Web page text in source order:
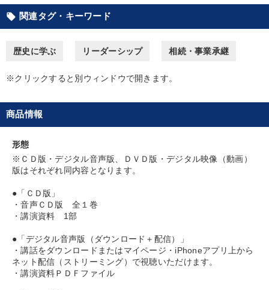
大竹愼一書籍
目的別
後継者に聞かせたい 組織を強化したい
キーワード
会長 通信販売
※「更新」を押すと「カテゴリー」「目的別」「キーワード」を更新いただけます。
local_offer 関連タグ・キーワード
歴史に学ぶ リーダーシップ 相続・事業承継
※クリックすると別ウィンドウで開きます。
商品情報
形態
※ＣＤ版・デジタル音声版、ＤＶＤ版・デジタル映像（動画）
版はそれぞれ同内容となります。
●「ＣＤ版」
・音声ＣＤ版 全１巻
・講演資料 1部
●「デジタル音声版（ダウンロード＋配信）」
・講話をダウンロードまたはマイページ・iPhoneアプリ上から
ネット配信（ストリーミング）で視聴いただけます。
・講演資料ＰＤＦファイル